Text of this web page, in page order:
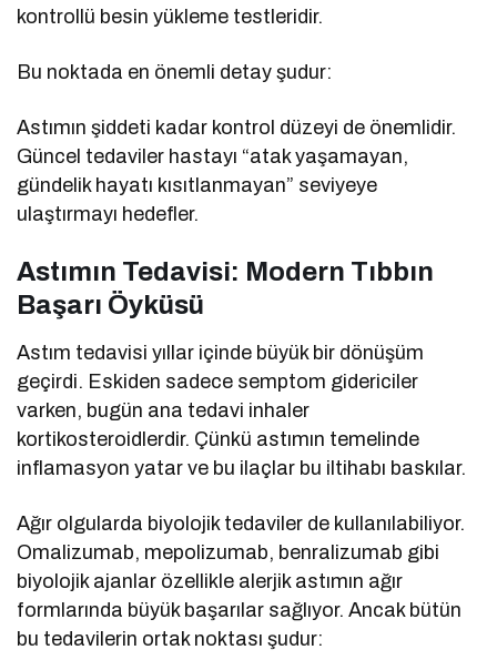
kontrollü besin yükleme testleridir.
Bu noktada en önemli detay şudur:
Astımın şiddeti kadar kontrol düzeyi de önemlidir.
Güncel tedaviler hastayı “atak yaşamayan,
gündelik hayatı kısıtlanmayan” seviyeye
ulaştırmayı hedefler.
Astımın Tedavisi: Modern Tıbbın
Başarı Öyküsü
Astım tedavisi yıllar içinde büyük bir dönüşüm
geçirdi. Eskiden sadece semptom gidericiler
varken, bugün ana tedavi inhaler
kortikosteroidlerdir. Çünkü astımın temelinde
inflamasyon yatar ve bu ilaçlar bu iltihabı baskılar.
Ağır olgularda biyolojik tedaviler de kullanılabiliyor.
Omalizumab, mepolizumab, benralizumab gibi
biyolojik ajanlar özellikle alerjik astımın ağır
formlarında büyük başarılar sağlıyor. Ancak bütün
bu tedavilerin ortak noktası şudur: